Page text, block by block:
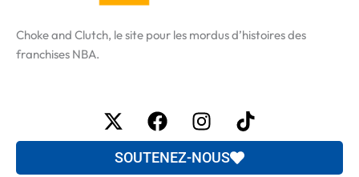
Choke and Clutch, le site pour les mordus d’histoires des
franchises NBA.
X-
twitter
FacebookInstagram
Tiktok
SOUTENEZ-NOUS